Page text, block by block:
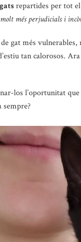
repartides per tot
més perjudicials i
gat més
tan calorosos.
los l’oportunitat